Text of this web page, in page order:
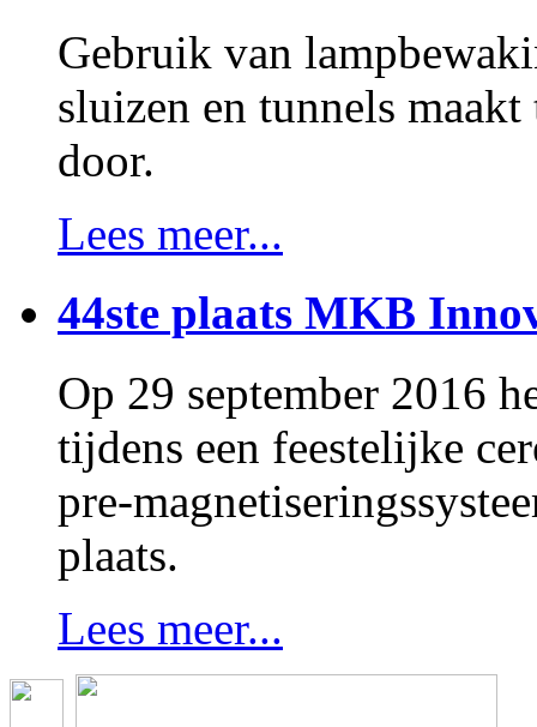
Gebruik van
sluizen en tunnels
door.
Lees meer...
44ste plaats MKB
Op 29 september 2016
tijdens een feestelijke
pre-
plaats.
Lees meer...